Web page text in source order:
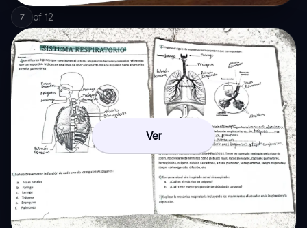
7 of 12
Ver